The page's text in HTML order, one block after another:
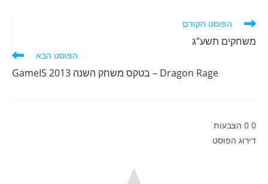
o
k
e
d
t
s
לקרוא
נוספים
הפוסט הקודם
משחקים תשע”ג
הפוסט הבא
Dragon Rage – בטקס משחק השנה GameIS 2013
0
0 הצבעות
דירוג הפוסט